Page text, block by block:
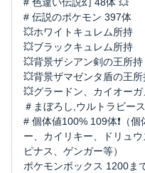
# 伝説のポケモン 397体
💥ホワイトキュレム所持
💥ブラックキュレム所持
💥背景ザシアン剣の王所持
💥背景ザマゼンタ盾の王所
💥グラードン、カイオー
＃まぼろし,ウルトラビ
# 個体値100% 109体❗️（
ー、カイリキー、ドリュ
ピナス、ゲンガー等）
ポケモンボッ